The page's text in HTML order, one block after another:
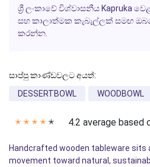
ශ්‍රී ලංකාවේ විශ්වාසනීය Kapruka
සහ කාලාත්මක කැබැල්ලක් සමඟ
කරන්න.
සාප්පු කාණ්ඩවලට අයත්:
DESSERTBOWL
WOODBOWL
✭ ✭ ✭ ✭ ✭ 4.2 average based
Handcrafted wooden tableware sits
movement toward natural,